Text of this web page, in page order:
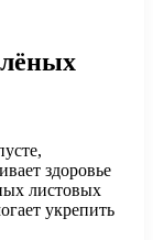
здоровье
листовых
укрепить